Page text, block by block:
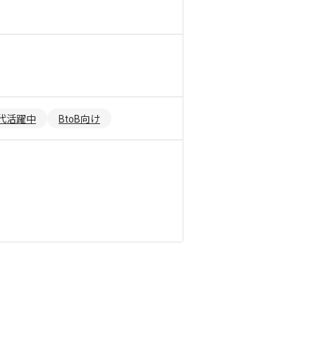
活躍中 BtoB向け